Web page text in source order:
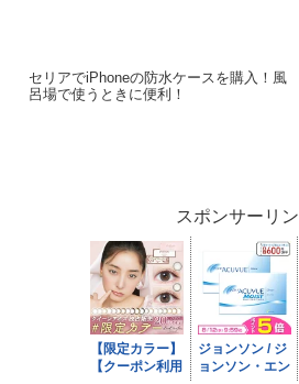
セリアでiPhoneの防水ケースを購入！風
呂場で使うときに便利！
スポンサーリ